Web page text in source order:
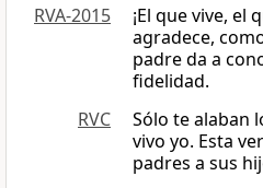
RVA-2015
¡El que vive, el
agradece,
padre da a
fidelidad.
RVC
Sólo te alaban
vivo yo. Esta
padres a sus